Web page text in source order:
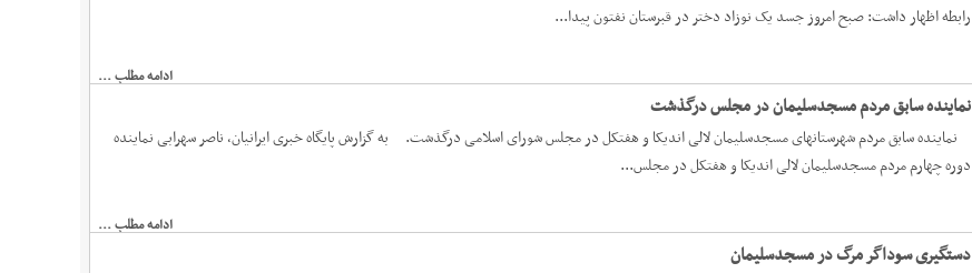
رابطه اظهار داشت: صبح امروز جسد یک نوزاد دختر در قبرستان نفتون پیدا...
ادامه مطلب ...
نماینده سابق مردم مسجدسلیمان در مجلس درگذشت
نماینده سابق مردم شهرستانهای مسجدسلیمان لالی اندیکا و هفتکل در مجلس شورای اسلامی درگذشت. به گزارش پایگاه خبری ایرانیان، ناصر سهرابی نماینده
دوره چهارم مردم مسجدسلیمان لالی اندیکا و هفتکل در مجلس...
ادامه مطلب ...
دستگیری سوداگر مرگ در مسجدسلیمان